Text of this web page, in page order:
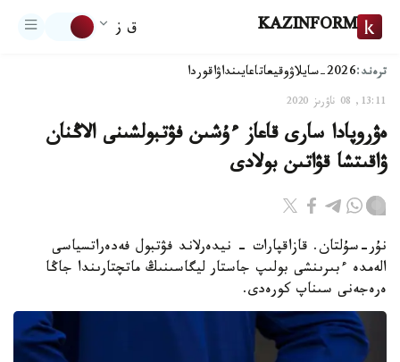
KAZINFORM ق ز
ترەند:2026-سايلاۋ وقيعاتاعايىنداۋاقوردا
13:11, 08 ناۋرىز 2020
ەۋروپادا سارى قاعاز ءۇشىن فۋتبولشىنى الاڭنان
ۋاقىتشا قۋاتىن بولادى
نۇر-سۇلتان. قازاقپارات - نيدەرلاند فۋتبول فەدەراتسياسى
الەمدە ءبىرىنشى بولىپ جاستار ليگاسىنىڭ ماتچتارىندا جاڭا
ەرەجەنى سىناپ كورەدى.